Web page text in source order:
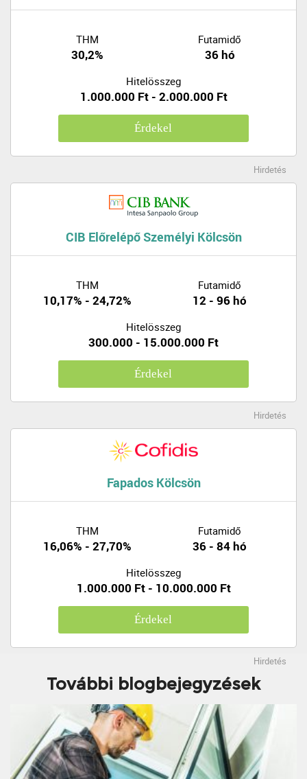
THM
30,2%
Futamidő
36 hó
Hitelösszeg
1.000.000 Ft - 2.000.000 Ft
Érdekel
Hirdetés
CIB Előrelépő Személyi Kölcsön
THM
10,17% - 24,72%
Futamidő
12 - 96 hó
Hitelösszeg
300.000 - 15.000.000 Ft
Érdekel
Hirdetés
Fapados Kölcsön
THM
16,06% - 27,70%
Futamidő
36 - 84 hó
Hitelösszeg
1.000.000 Ft - 10.000.000 Ft
Érdekel
Hirdetés
További blogbejegyzések